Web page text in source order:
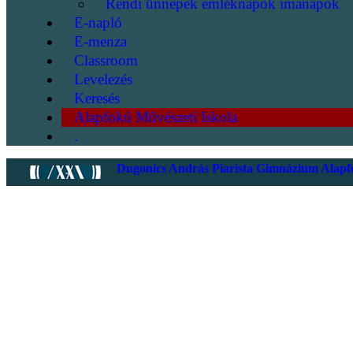
Rendi ünnepek emléknapok imanapok
E-napló
E-menza
Classroom
Levelezés
Keresés
Alapfokú Művészeti Iskola
.
Dugonics András Piarista Gimnázium